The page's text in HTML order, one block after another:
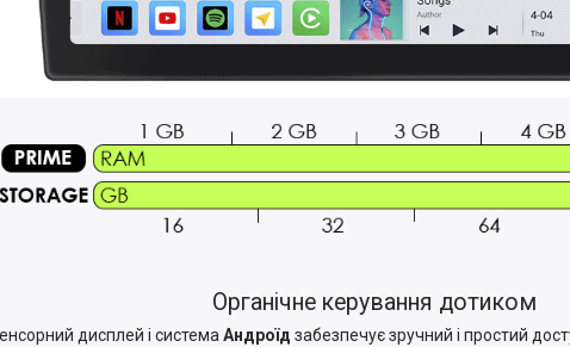
Органічне керування дотиком
дисплей і система Андроїд забезпечує зручний і простий